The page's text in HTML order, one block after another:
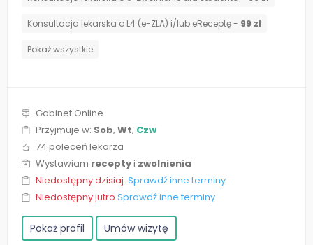
Konsultacja lekarska o L4 (e-ZLA) i/lub eReceptę - 99 zł
Pokaż wszystkie
Gabinet Online
Przyjmuje w: Sob, Wt, Czw
74 poleceń lekarza
Wystawiam receptyi zwolnienia
Niedostępny dzisiaj. Sprawdź inne terminy
Niedostępny jutro Sprawdź inne terminy
Pokaż profil Umów wizytę